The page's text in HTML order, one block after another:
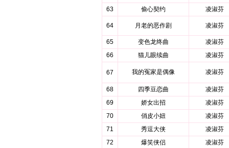
63
偷心契约 凌淑芬
64 月老的恶作剧 凌淑芬
65 变色龙终曲
凌淑芬
66
猫儿眼续曲 凌淑芬
67 我的冤家是偶像 凌淑芬
68 四季豆恋曲
凌淑芬
69
娇女出招
凌淑芬
70
俏皮小妞
凌淑芬
71
秀逗大侠
凌淑芬
72
爆笑侠侣
凌淑芬